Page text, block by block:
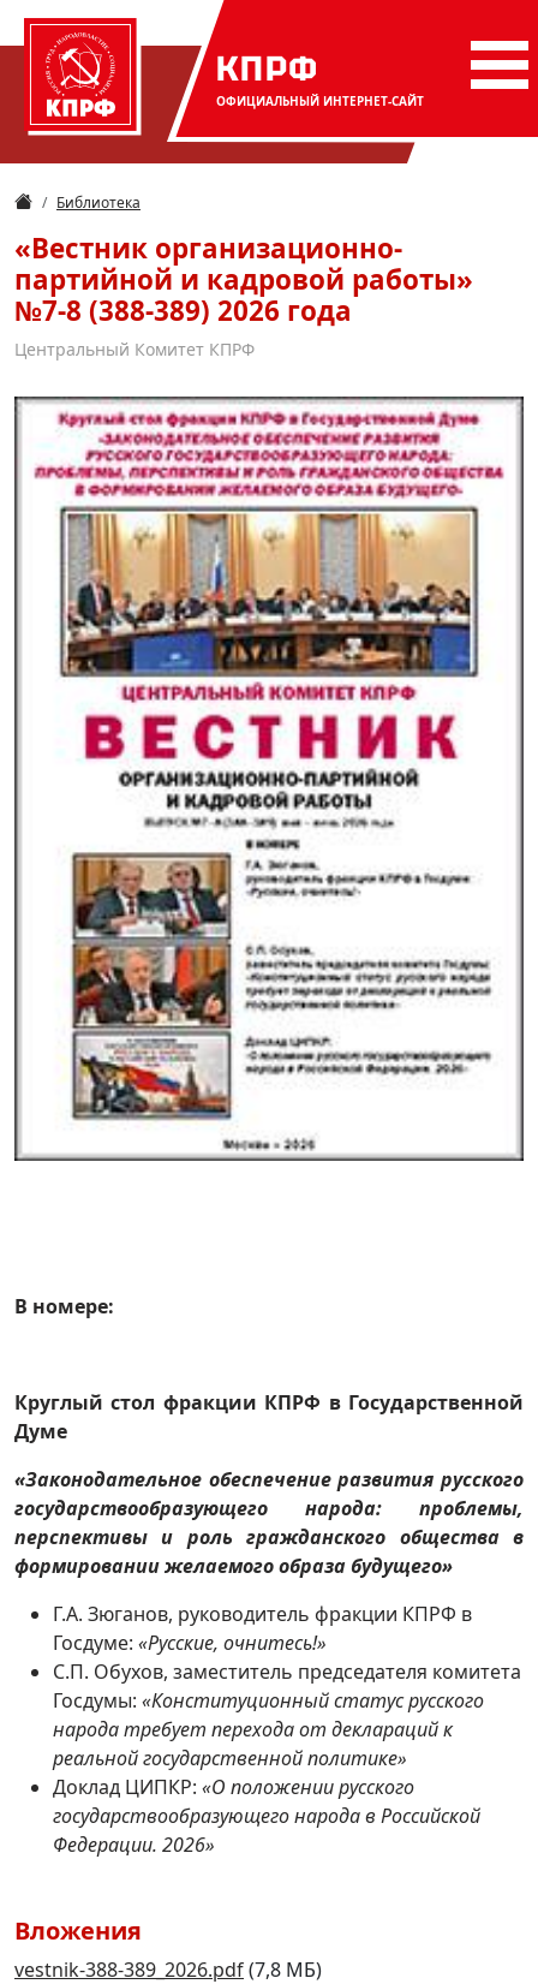
КПРФ
ОФИЦИАЛЬНЫЙ ИНТЕРНЕТ-САЙТ
Библиотека
«Вестник организационно-
партийной и кадровой работы»
№7-8 (388-389) 2026 года
Центральный Комитет КПРФ
В номере:
Круглый стол фракции КПРФ в Государственной
Думе
«Законодательное обеспечение развития русского
государствообразующего народа: проблемы,
перспективы и роль гражданского общества в
формировании желаемого образа будущего»
Г.А. Зюганов, руководитель фракции КПРФ в
Госдуме: «Русские, очнитесь!»
С.П. Обухов, заместитель председателя комитета
Госдумы: «Конституционный статус русского
народа требует перехода от деклараций к
реальной государственной политике»
Доклад ЦИПКР: «О положении русского
государствообразующего народа в Российской
Федерации. 2026»
Вложения
vestnik-388-389_2026.pdf(7,8 МБ)